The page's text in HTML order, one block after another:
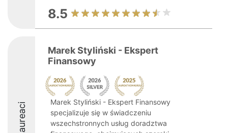
8.5
Laureaci
Marek Styliński - Ekspert
Finansowy
Marek Styliński - Ekspert Finansowy
specjalizuje się w świadczeniu
wszechstronnych usług doradztwa